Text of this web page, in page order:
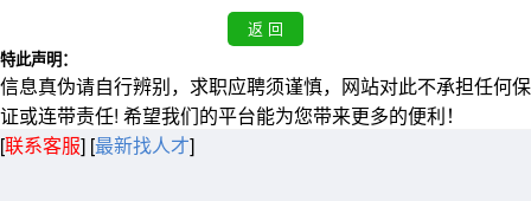
特此声明：
信息真伪请自行辨别，求职应聘须谨慎，网站对此不承担任何保
证或连带责任! 希望我们的平台能为您带来更多的便利！
[联系客服] [最新找人才]